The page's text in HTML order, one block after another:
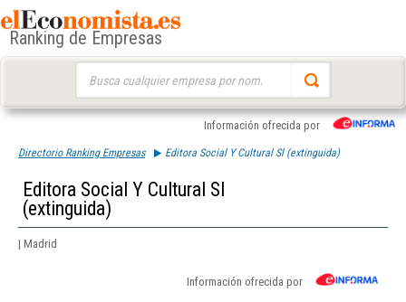
Ranking de Empresas
Información ofrecida por
Directorio Ranking Empresas Editora Social Y Cultural Sl (extinguida)
Editora Social Y Cultural Sl
(extinguida)
| Madrid
Información ofrecida por